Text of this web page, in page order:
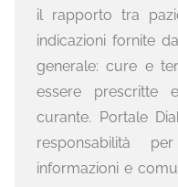
il rapporto tra
indicazioni fornite
generale: cure e
essere prescritte
curante. Portale
responsabilità
informazioni e